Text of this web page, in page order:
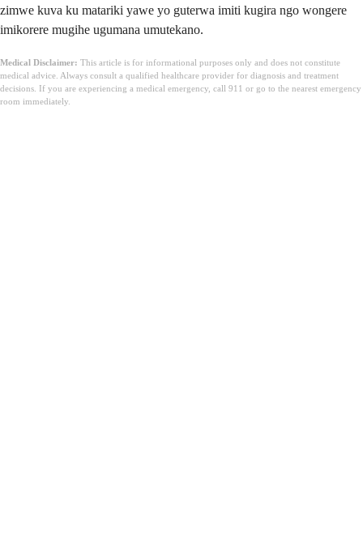
zimwe kuva ku matariki yawe yo guterwa imiti kugira ngo wongere
imikorere mugihe ugumana umutekano.
Medical Disclaimer: This article is for informational purposes only and does not constitute
medical advice. Always consult a qualified healthcare provider for diagnosis and treatment
decisions. If you are experiencing a medical emergency, call 911 or go to the nearest emergency
room immediately.